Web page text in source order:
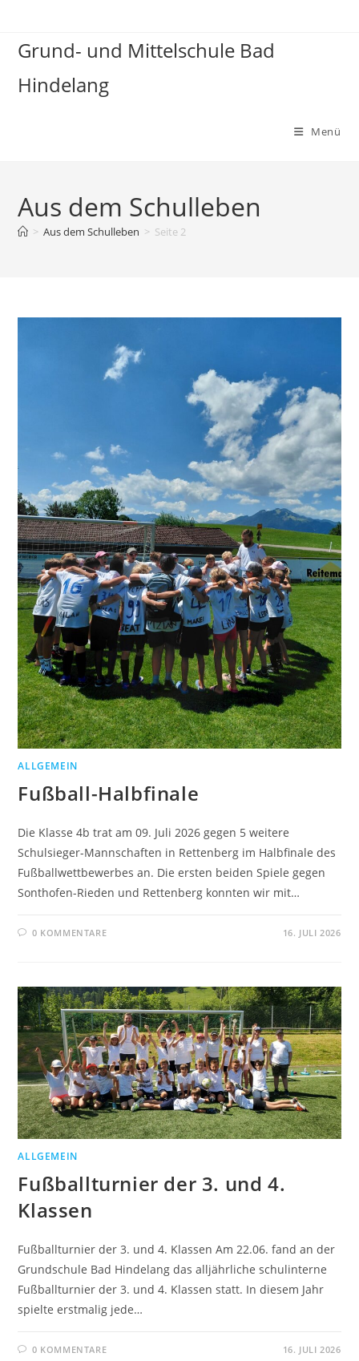
springen
Grund- und Mittelschule Bad
Hindelang
Menü
Aus dem Schulleben
> Aus dem Schulleben > Seite 2
ALLGEMEIN
Fußball-Halbfinale
Die Klasse 4b trat am 09. Juli 2026 gegen 5 weitere
Schulsieger-Mannschaften in Rettenberg im Halbfinale des
Fußballwettbewerbes an. Die ersten beiden Spiele gegen
Sonthofen-Rieden und Rettenberg konnten wir mit…
0 KOMMENTARE 16. JULI 2026
ALLGEMEIN
Fußballturnier der 3. und 4.
Klassen
Fußballturnier der 3. und 4. Klassen Am 22.06. fand an der
Grundschule Bad Hindelang das alljährliche schulinterne
Fußballturnier der 3. und 4. Klassen statt. In diesem Jahr
spielte erstmalig jede…
0 KOMMENTARE 16. JULI 2026